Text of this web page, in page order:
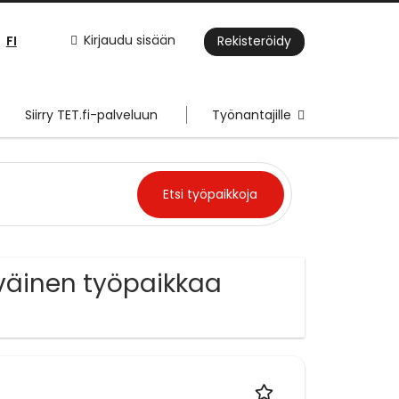
Kirjaudu sisään Rekisteröidy
FI
Siirry TET.fi-palveluun Työnantajille
työpaikkaa